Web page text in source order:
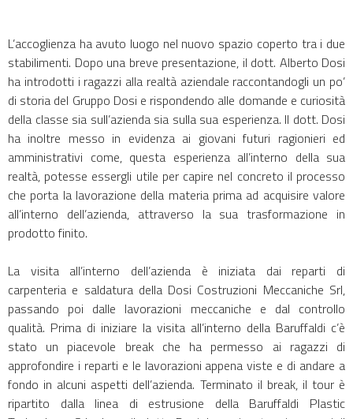
L’accoglienza ha avuto luogo nel nuovo spazio coperto tra i due
stabilimenti. Dopo una breve presentazione, il dott. Alberto Dosi
ha introdotti i ragazzi alla realtà aziendale raccontandogli un po’
di storia del Gruppo Dosi e rispondendo alle domande e curiosità
della classe sia sull’azienda sia sulla sua esperienza. Il dott. Dosi
ha inoltre messo in evidenza ai giovani futuri ragionieri ed
amministrativi come, questa esperienza all’interno della sua
realtà, potesse essergli utile per capire nel concreto il processo
che porta la lavorazione della materia prima ad acquisire valore
all’interno dell’azienda, attraverso la sua trasformazione in
prodotto finito.
La visita all’interno dell’azienda è iniziata dai reparti di
carpenteria e saldatura della Dosi Costruzioni Meccaniche Srl,
passando poi dalle lavorazioni meccaniche e dal controllo
qualità. Prima di iniziare la visita all’interno della Baruffaldi c’è
stato un piacevole break che ha permesso ai ragazzi di
approfondire i reparti e le lavorazioni appena viste e di andare a
fondo in alcuni aspetti dell’azienda. Terminato il break, il tour è
ripartito dalla linea di estrusione della Baruffaldi Plastic